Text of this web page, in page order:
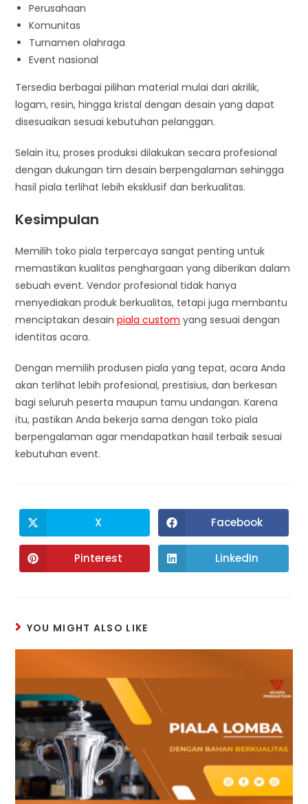
Perusahaan
Komunitas
Turnamen olahraga
Event nasional
Tersedia berbagai pilihan material mulai dari akrilik,
logam, resin, hingga kristal dengan desain yang dapat
disesuaikan sesuai kebutuhan pelanggan.
Selain itu, proses produksi dilakukan secara profesional
dengan dukungan tim desain berpengalaman sehingga
hasil piala terlihat lebih eksklusif dan berkualitas.
Kesimpulan
Memilih toko piala terpercaya sangat penting untuk
memastikan kualitas penghargaan yang diberikan dalam
sebuah event. Vendor profesional tidak hanya
menyediakan produk berkualitas, tetapi juga membantu
menciptakan desainpiala custom yang sesuai dengan
identitas acara.
Dengan memilih produsen piala yang tepat, acara Anda
akan terlihat lebih profesional, prestisius, dan berkesan
bagi seluruh peserta maupun tamu undangan. Karena
itu, pastikan Anda bekerja sama dengan toko piala
berpengalaman agar mendapatkan hasil terbaik sesuai
kebutuhan event.
X Facebook
Pinterest LinkedIn
YOU MIGHT ALSO LIKE